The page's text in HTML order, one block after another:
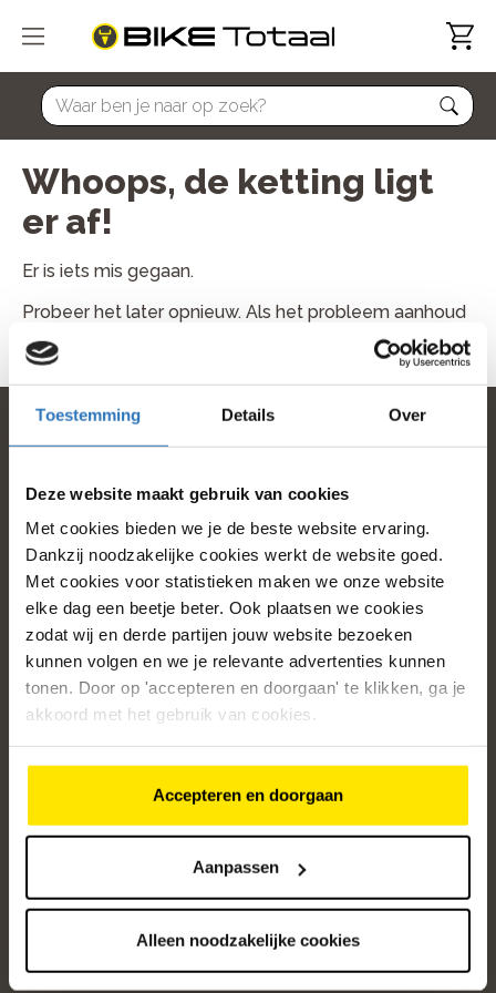
Toestemming Details Over
Deze website maakt gebruik van cookies
Met cookies bieden we je de beste website ervaring.
Dankzij noodzakelijke cookies werkt de website goed.
Met cookies voor statistieken maken we onze website
elke dag een beetje beter. Ook plaatsen we cookies
zodat wij en derde partijen jouw website bezoeken
kunnen volgen en we je relevante advertenties kunnen
tonen. Door op 'accepteren en doorgaan' te klikken, ga je
akkoord met het gebruik van cookies.
Accepteren en doorgaan
Aanpassen
Alleen noodzakelijke cookies
home
Whoops, de ketting ligt
er af!
Er is iets mis gegaan.
Probeer het later opnieuw. Als het probleem aanhoud
neem dan contact met ons op.
home
Populaire categorieën
Onze service
Klantenservice
Over ons
4.8 /5
Altijd op de hoogte van onze acties
Ontvang de beste aanbiedingen en persoonlijk advies.
Aanmelden